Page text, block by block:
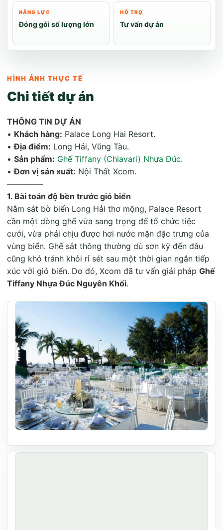
NĂNG LỰC
Đóng gói số lượng lớn
HỖ TRỢ
Tư vấn dự án
HÌNH ẢNH THỰC TẾ
Chi tiết dự án
THÔNG TIN DỰ ÁN
• Khách hàng: Palace Long Hai Resort.
•Địa điểm: Long Hải, Vũng Tàu.
• Sản phẩm: Ghế Tiffany (Chiavari) Nhựa Đúc.
•Đơn vị sản xuất: Nội Thất Xcom.
————–
1. Bài toán độ bền trước gió biển
Nằm sát bờ biển Long Hải thơ mộng, Palace Resort
cần một dòng ghế vừa sang trọng để tổ chức tiệc
cưới, vừa phải chịu được hơi nước mặn đặc trưng của
vùng biển. Ghế sắt thông thường dù sơn kỹ đến đâu
cũng khó tránh khỏi rỉ sét sau một thời gian ngắn tiếp
xúc với gió biển. Do đó, Xcom đã tư vấn giải pháp Ghế
Tiffany Nhựa Đúc Nguyên Khối.